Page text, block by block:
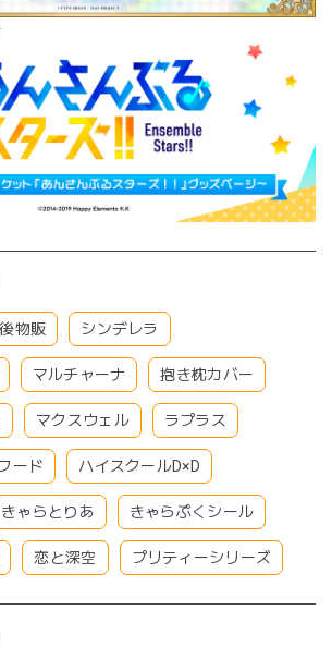
物販 シンデレラ
マルチャーナ 抱き枕カバー
マクスウェル ラプラス
ード ハイスクールD×D
きゃらとりあ きゃらぷくシール
恋と深空 プリティーシリーズ